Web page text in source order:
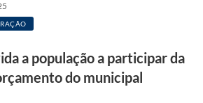
a população a participar da
do municipal